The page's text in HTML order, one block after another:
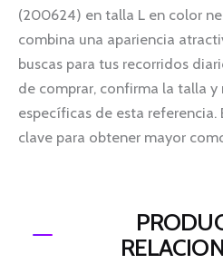
(200624) en talla L en color
combina una apariencia
buscas para tus recorridos
de comprar, confirma la talla y
específicas de esta referencia.
clave para obtener mayor